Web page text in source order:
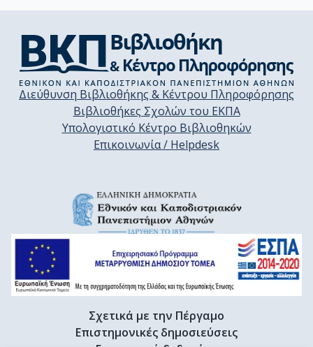
Διεύθυνση Βιβλιοθήκης & Κέντρου Πληροφόρησης
Βιβλιοθήκες Σχολών του ΕΚΠΑ
Υπολογιστικό Κέντρο Βιβλιοθηκών
Επικοινωνία / Helpdesk
Σχετικά με την Πέργαμο
Επιστημονικές δημοσιεύσεις